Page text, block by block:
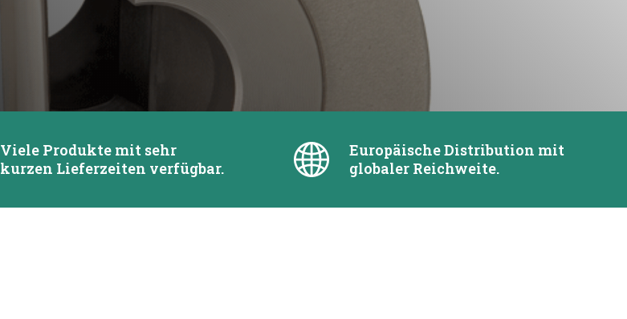
Viele Produkte mit sehr
kurzen Lieferzeiten verfügbar.
Europäische Distribution mit
globaler Reichweite.